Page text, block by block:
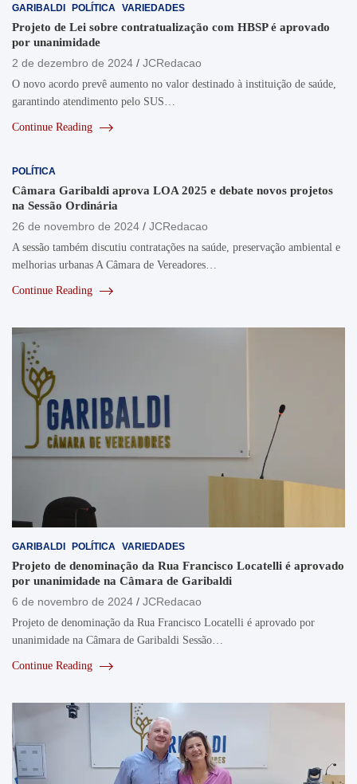
GARIBALDI POLÍTICA VARIEDADES
Projeto de Lei sobre contratualização com HBSP é aprovado
por unanimidade
2 de dezembro de 2024
JCRedacao
O novo acordo prevê aumento no valor destinado à instituição de saúde,
garantindo atendimento pelo SUS…
Continue Reading
POLÍTICA
Câmara Garibaldi aprova LOA 2025 e debate novos projetos
na Sessão Ordinária
26 de novembro de 2024
JCRedacao
A sessão também discutiu contratações na saúde, preservação ambiental e
melhorias urbanas A Câmara de Vereadores…
Continue Reading
GARIBALDI POLÍTICA VARIEDADES
Projeto de denominação da Rua Francisco Locatelli é aprovado
por unanimidade na Câmara de Garibaldi
6 de novembro de 2024
JCRedacao
Projeto de denominação da Rua Francisco Locatelli é aprovado por
unanimidade na Câmara de Garibaldi Sessão…
Continue Reading